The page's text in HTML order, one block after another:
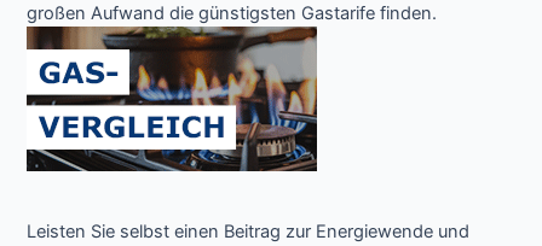
großen Aufwand die günstigsten Gastarife finden.
Leisten Sie selbst einen Beitrag zur Energiewende und